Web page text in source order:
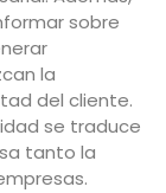
sobre
la
del cliente.
se traduce
tanto la